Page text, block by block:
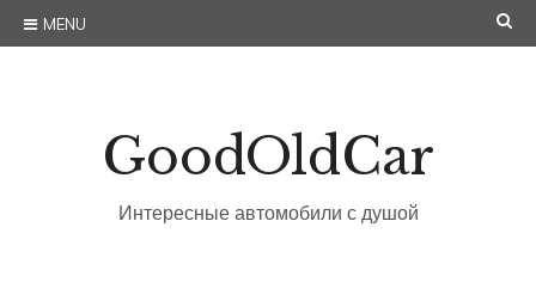
Skip
to
GoodOldCar
Интересные автомобили с душой
MENU